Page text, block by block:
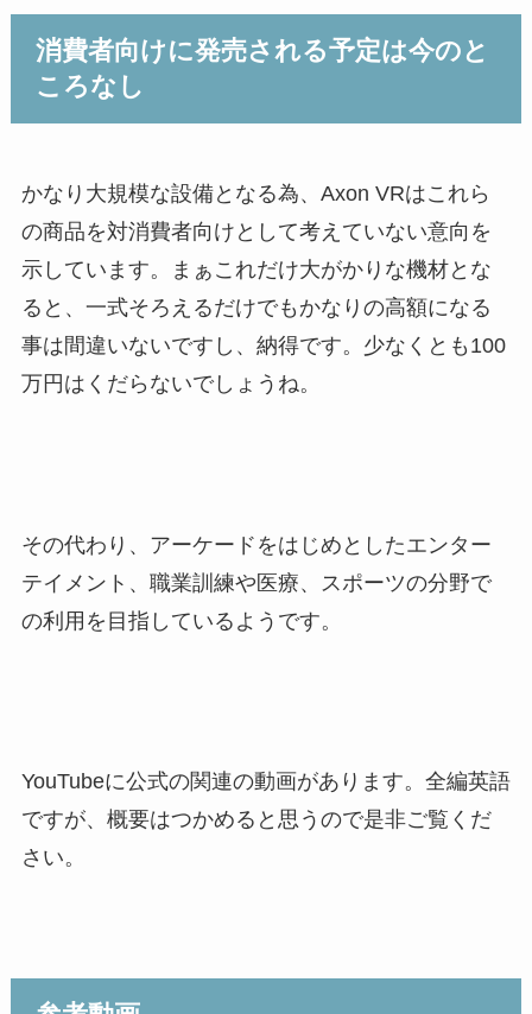
消費者向けに発売される予定は今のと
ころなし
かなり大規模な設備となる為、Axon VRはこれら
の商品を対消費者向けとして考えていない意向を
示しています。まぁこれだけ大がかりな機材とな
ると、一式そろえるだけでもかなりの高額になる
事は間違いないですし、納得です。少なくとも100
万円はくだらないでしょうね。
その代わり、アーケードをはじめとしたエンター
テイメント、職業訓練や医療、スポーツの分野で
の利用を目指しているようです。
YouTubeに公式の関連の動画があります。全編英語
ですが、概要はつかめると思うので是非ご覧くだ
さい。